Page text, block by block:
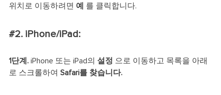
위치로 이동하려면 예 를 클릭합니다.
#2. iPhone/iPad:
1단계.iPhone 또는 iPad의 설정 으로 이동하고 목록을 아래
로 스크롤하여 Safari를 찾습니다.